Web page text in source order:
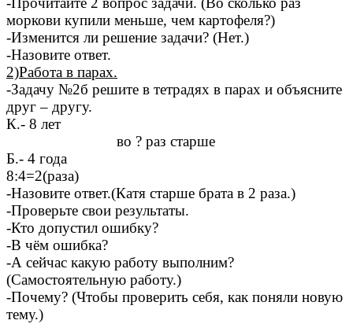
моркови купили меньше, чем картофеля?)
-Изменится ли решение задачи? (Нет.)
-Назовите ответ.
2)Работа в парах.
-Задачу №2б решите в тетрадях в парах и объясните
друг – другу.
К.- 8 лет
во ? раз старше
Б.- 4 года
8:4=2(раза)
-Назовите ответ.(Катя старше брата в 2 раза.)
-Проверьте свои результаты.
-Кто допустил ошибку?
-В чём ошибка?
-А сейчас какую работу выполним?
(Самостоятельную работу.)
-Почему? (Чтобы проверить себя, как поняли новую
тему.)